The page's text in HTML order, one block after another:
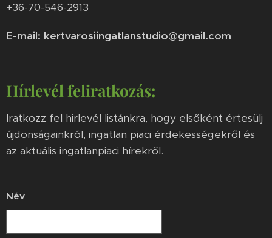
+36-70-546-2913
E-mail: kertvarosiingatlanstudio@gmail.com
Hírlevél feliratkozás:
Iratkozz fel hirlevél listánkra, hogy elsőként értesülj
újdonságainkról, ingatlan piaci érdekességekről és
az aktuális ingatlanpiaci hírekről.
Név